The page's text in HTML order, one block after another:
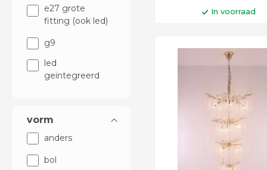
e27 grote
fitting (ook led)
g9
led
geïntegreerd
vorm
anders
bol
In voorraad
Op werkdagen voor
besteld = vandaag